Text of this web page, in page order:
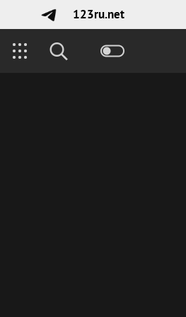
123ru.net